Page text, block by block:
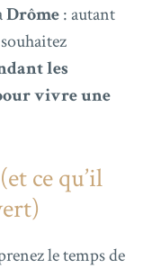
Drôme: autant
les
vivre une
ce qu’il
le temps de